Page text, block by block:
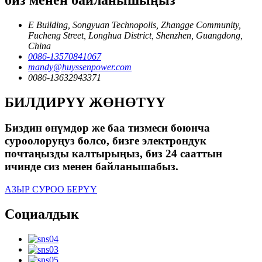
E Building, Songyuan Technopolis, Zhangge Community,
Fucheng Street, Longhua District, Shenzhen, Guangdong,
China
0086-13570841067
mandy@huyssenpower.com
0086-13632943371
БИЛДИРҮҮ ЖӨНӨТҮҮ
Биздин өнүмдөр же баа тизмеси боюнча
суроолоруңуз болсо, бизге электрондук
почтаңызды калтырыңыз, биз 24 сааттын
ичинде сиз менен байланышабыз.
АЗЫР СУРОО БЕРҮҮ
Социалдык